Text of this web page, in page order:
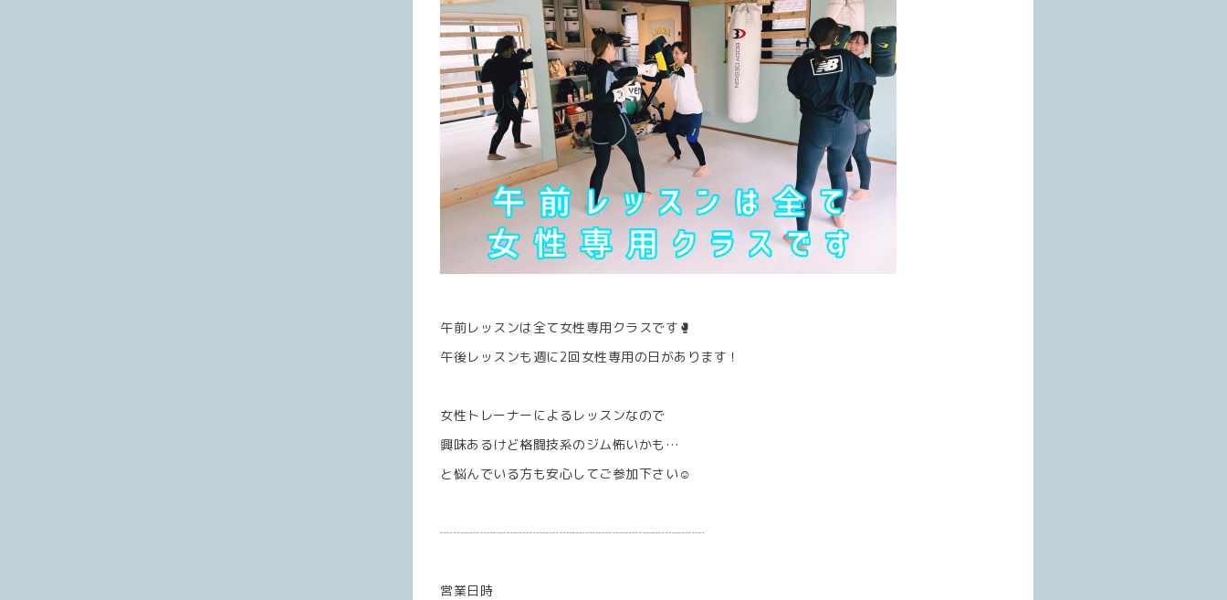
午前レッスンは全て女性専用クラスです🥊
午後レッスンも週に2回女性専用の日があります！
女性トレーナーによるレッスンなので
興味あるけど格闘技系のジム怖いかも…
と悩んでいる方も安心してご参加下さい☺️
┈┈┈┈┈┈┈┈┈┈┈┈┈┈┈┈┈┈┈┈
営業日時